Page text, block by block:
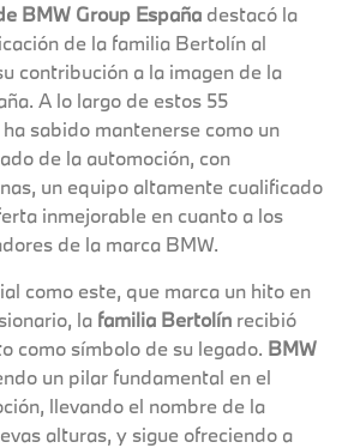
BMW Group España destacó la
de la familia Bertolín al
contribución a la imagen de la
A lo largo de estos 55
ha sabido mantenerse como un
de la automoción, con
un equipo altamente cualificado
inmejorable en cuanto a los
de la marca BMW.
como este, que marca un hito en
la familia Bertolín recibió
como símbolo de su legado. BMW
un pilar fundamental en el
llevando el nombre de la
alturas, y sigue ofreciendo a